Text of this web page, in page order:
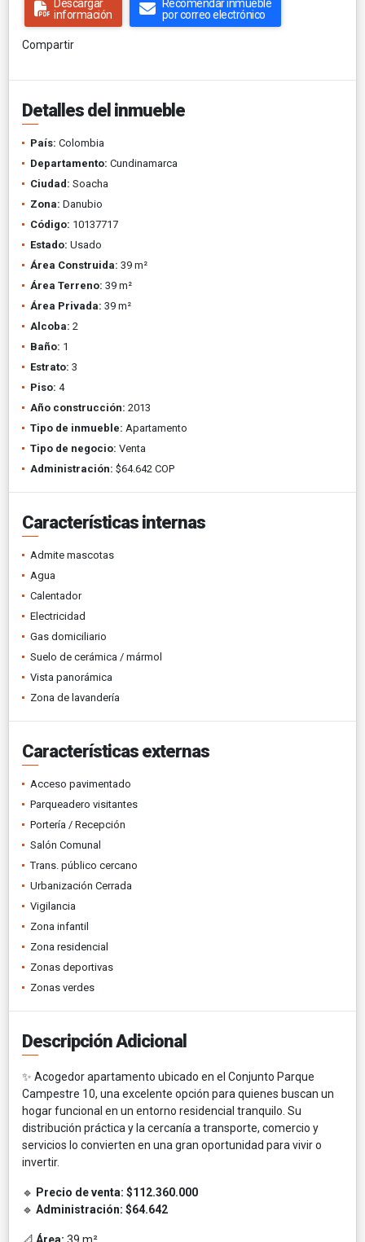
Descargar
información
Recomendar inmueble
por correo electrónico
Compartir
Detalles del inmueble
País: Colombia
Departamento: Cundinamarca
Ciudad: Soacha
Zona: Danubio
Código: 10137717
Estado: Usado
Área Construida: 39 m²
Área Terreno: 39 m²
Área Privada: 39 m²
Alcoba: 2
Baño: 1
Estrato: 3
Piso: 4
Año construcción: 2013
Tipo de inmueble: Apartamento
Tipo de negocio: Venta
Administración: $64.642 COP
Características internas
Admite mascotas
Agua
Calentador
Electricidad
Gas domiciliario
Suelo de cerámica / mármol
Vista panorámica
Zona de lavandería
Características externas
Acceso pavimentado
Parqueadero visitantes
Portería / Recepción
Salón Comunal
Trans. público cercano
Urbanización Cerrada
Vigilancia
Zona infantil
Zona residencial
Zonas deportivas
Zonas verdes
Descripción Adicional
✨ Acogedor apartamento ubicado en el Conjunto Parque
Campestre 10, una excelente opción para quienes buscan un
hogar funcional en un entorno residencial tranquilo. Su
distribución práctica y la cercanía a transporte, comercio y
servicios lo convierten en una gran oportunidad para vivir o
invertir.
🔹 Precio de venta: $112.360.000
🔹 Administración: $64.642